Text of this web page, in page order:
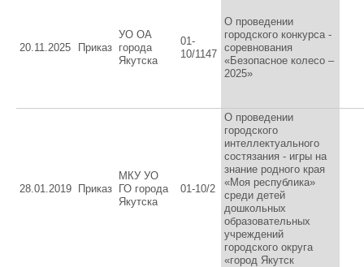
20.11.2025 Приказ
УО ОА
города
Якутска
01-
10/1147
О проведении
городского конкурса -
соревнования
«Безопасное колесо –
2025»
28.01.2019 Приказ
МКУ УО
ГО города
Якутска
01-10/2
О проведении
городского
интеллектуального
состязания - игры на
знание родного края
«Моя республика»
среди детей
дошкольных
образовательных
учреждений
городского округа
«город Якутск